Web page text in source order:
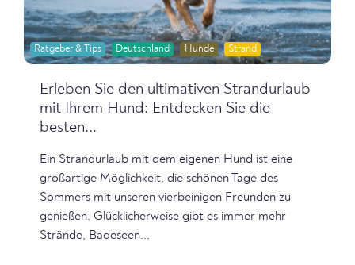
Ratgeber & Tips Deutschland Hunde Strand
Erleben Sie den ultimativen Strandurlaub
mit Ihrem Hund: Entdecken Sie die
besten...
Ein Strandurlaub mit dem eigenen Hund ist eine
großartige Möglichkeit, die schönen Tage des
Sommers mit unseren vierbeinigen Freunden zu
genießen. Glücklicherweise gibt es immer mehr
Strände, Badeseen...